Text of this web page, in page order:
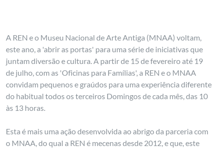
A REN e o Museu Nacional de Arte Antiga (MNAA) voltam,
este ano, a 'abrir as portas' para uma série de iniciativas que
juntam diversão e cultura. A partir de 15 de fevereiro até 19
de julho, com as 'Oficinas para Famílias', a REN e o MNAA
convidam pequenos e graúdos para uma experiência diferente
do habitual todos os terceiros Domingos de cada mês, das 10
às 13 horas.
Esta é mais uma ação desenvolvida ao abrigo da parceria com
o MNAA, do qual a REN é mecenas desde 2012, e que, este